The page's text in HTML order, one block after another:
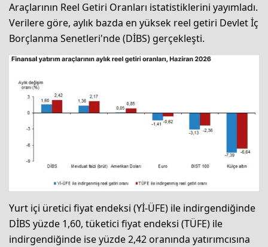
Araçlarının Reel Getiri Oranları istatistiklerini yayımladı.
Verilere göre, aylık bazda en yüksek reel getiri Devlet İç
Borçlanma Senetleri'nde (DİBS) gerçekleşti.
Yurt içi üretici fiyat endeksi (Yİ-ÜFE) ile indirgendiğinde
DİBS yüzde 1,60, tüketici fiyat endeksi (TÜFE) ile
indirgendiğinde ise yüzde 2,42 oranında yatırımcısına